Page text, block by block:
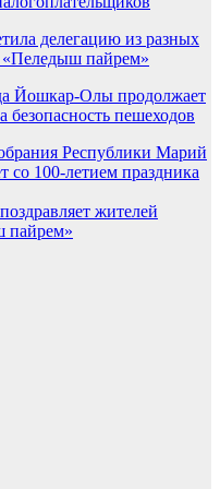
делегацию из разных
«Пеледыш пайрем»
Йошкар-Олы продолжает
пешеходов
Республики Марий
со 100-летием праздника
жителей
пайрем»